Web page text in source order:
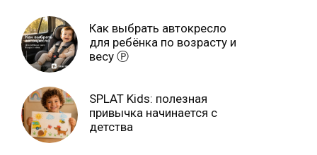
Как выбрать автокресло
для ребёнка по возрасту и
весу Ⓟ
SPLAT Kids: полезная
привычка начинается с
детства